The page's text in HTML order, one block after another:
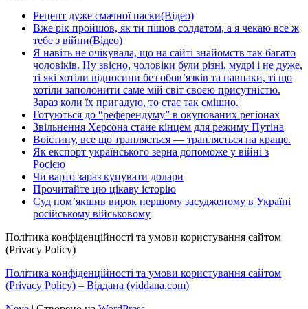
Рецепт дуже смачної паски(Відео)
Вже рік пройшов, як ти пішов солдатом, а я чекаю все ж
тебе з війни(Відео)
Я навіть не очікувала, що на сайті знайомств так багато
чоловіків. Ну звісно, чоловіки були різні, мудрі і не дуже,
ті які хотіли відносини без обов’язків та навпаки, ті що
хотіли заполонити саме мій світ своєю присутністю.
Зараз коли їх пригадую, то стає так смішно.
Готуються до “референдуму” в окупованих регіонах
Звільнення Херсона стане кінцем для режиму Путіна
Воістину, все що трапляється — трапляється на краще.
Як експорт українського зерна допоможе у війні з
Росією
Чи варто зараз купувати долари
Прочитайте цю цікаву історію
Суд пом’якшив вирок першому засудженому в Україні
російському військовому
Політика конфіденційності та умови користування сайтом
(Privacy Policy)
Політика конфіденційності та умови користування сайтом
(Privacy Policy) – Віддана (viddana.com)